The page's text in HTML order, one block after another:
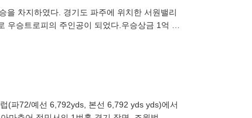
을 차지하였다. 경기도 파주에 위치한 서원밸리
승트로피의 주인공이 되었다.우승상금 1억 8
(파72/예선 6,792yds, 본선 6,792 yds yds)에서